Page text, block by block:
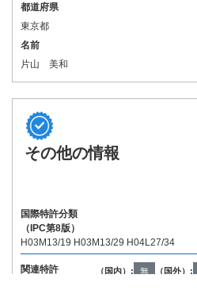
都道府県
東京都
名前
片山 美和
その他の情報
国際特許分類
（IPC第8版）
H03M13/19 H03M13/29 H04L27/34
関連特許 （国内）: 無 （国外）: